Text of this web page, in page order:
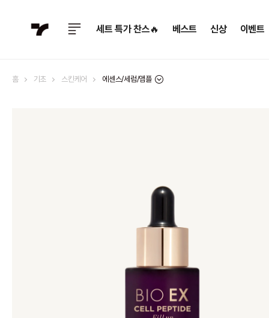
세트 특가 찬스🔥 베스트 신상 이벤트
홈 기초 스킨케어 에센스/세럼/앰플